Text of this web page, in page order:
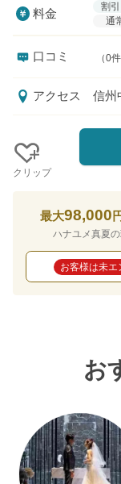
料金
割
通
口コミ （0件
アクセス 信州
クリップ
最大98,000
ハナユメ真夏
お客様は未
お